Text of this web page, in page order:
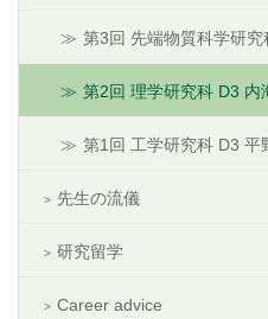
第3回 先端物質科学研
第2回 理学研究科 D3 内
第1回 工学研究科 D3 平
先生の流儀
研究留学
Career advice